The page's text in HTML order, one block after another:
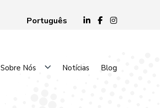
Português
Sobre Nós Notícias Blog